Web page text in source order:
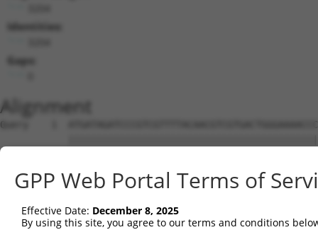
Identities:
Gaps:
Alignment
Query    1  ATGATAGATCCCGTCGTTTTACAACGTCGTGACTGGGAAAACCCTGGCGTTACCCAACTTAATCGCCTTGCAGC  74
            ||||||||||||||||||||||||||||||||||||||||||||||||||||||||||||||||||||||||||
Sbjct    1  ATGATAGATCCCGTCGTTTTACAACGTCGTGACTGGGAAAACCCTGGCGTTACCCAACTTAATCGCCTTGCAGC  74

Query   75  ACATCCCCCTTTCGCCAGCTGGCGTAATAGCGAAGAGGCCCGCACCGATCGCCCTTCCCAACAGTTGCGCAGCC  148
            ||||||||||||||||||||||||||||||||||||||||||||||||||||||||||||||||||||||||||
Sbjct   75  ACATCCCCCTTTCGCCAGCTGGCGTAATAGCGAAGAGGCCCGCACCGATCGCCCTTCCCAACAGTTGCGCAGCC  148

Query  149  TGAATGGCGAATGGCGCTTTGCCTGGTTTCCGGCACCAGAAGCGGTGCCGGAAAGCTGGCTGGAGTGCGATCTT  222
            ||||||||||||||||||||||||||||||||||||||||||||||||||||||||||||||||||||||||||
Sbjct  149  TGAATGGCGAATGGCGCTTTGCCTGGTTTCCGGCACCAGAAGCGGTGCCGGAAAGCTGGCTGGAGTGCGATCTT  222

Query  223  CCTGAGGCCGATACTGTCGTCGTCCCCTCAAACTGGCAGATGCACGGTTACGATGCGCCCATCTACACCAACGT  296
            ||||||||||||||||||||||||||||||||||||||||||||||||||||||||||||||||||||||||||
Sbjct  223  CCTGAGGCCGATACTGTCGTCGTCCCCTCAAACTGGCAGATGCACGGTTACGATGCGCCCATCTACACCAACGT  296

Query  297  GACCTATCCCATTACGGTCAATCCGCCGTTTGTTCCCACGGAGAATCCGACGGGTTGTTACTCGCTCACATTTA  370
            ||||||||||||||||||||||||||||||||||||||||||||||||||||||||||||||||||||||||||
Sbjct  297  GACCTATCCCATTACGGTCAATCCGCCGTTTGTTCCCACGGAGAATCCGACGGGTTGTTACTCGCTCACATTTA  370

Query  371  ATGTTGATGAAAGCTGGCTACAGGAAGGCCAGACGCGAATTATTTTTGATGGCGTTAACTCGGCGTTTCATCTG  444
            ||||||||||||||||||||||||||||||||||||||||||||||||||||||||||||||||||||||||||
Sbjct  371  ATGTTGATGAAAGCTGGCTACAGGAAGGCCAGACGCGAATTATTTTTGATGGCGTTAACTCGGCGTTTCATCTG  444

Query  445  TGGTGCAACGGGCGCTGGGTCGGTTACGGCCAGGACAGTCGTTTGCCGTCTGAATTTGACCTGAGCGCATTTTT  518
            ||||||||||||||||||||||||||||||||||||||||||||||||||||||||||||||||||||||||||
Sbjct  445  TGGTGCAACGGGCGCTGGGTCGGTTACGGCCAGGACAGTCGTTTGCCGTCTGAATTTGACCTGAGCGCATTTTT  518

Query  519  ACGCGCCGGAGAAAACCGCCTCGCGGTGATGGTGCTGCGCTGGAGTGACGGCAGTTATCTGGAAGATCAGGATA  592
            ||||||||||||||||||||||||||||||||||||||||||||||||||||||||||||||||||||||||||
Sbjct  519  ACGCGCCGGAGAAAACCGCCTCGCGGTGATGGTGCTGCGCTGGAGTGACGGCAGTTATCTGGAAGATCAGGATA  592

Query  593  TGTGGCGGATGAGCGGCATTTTCCGTGACGTCTCGTTGCTGCATAAACCGACTACACAAATCAGCGATTTCCAT  666
            ||||||||||||||||||||||||||||||||||||||||||||||||||||||||||||||||||||||||||
Sbjct  593  TGTGGCGGATGAGCGGCATTTTCCGTGACGTCTCGTTGCTGCATAAACCGACTACACAAATCAGCGATTTCCAT  666

Query  667  GTTGCCACTCGCTTTAATGATGATTTCAGCCGCGCTGTACTGGAGGCTGAAGTTCAGATGTGCGGCGAGTTGCG  740
            ||||||||||||||||||||||||||||||||||||||||||||||||||||||||||||||||||||||||||
Sbjct  667  GTTGCCACTCGCTTTAATGATGATTTCAGCCGCGCTGTACTGGAGGCTGAAGTTCAGATGTGCGGCGAGTTGCG  740

Query  741  TGACTACCTACGGGTAACAGTTTCTTTATGGCAGGGTGAAACGCAGGTCGCCAGCGGCACCGCGCCTTTCGGCG  814
            ||||||||||||||||||||||||||||||||||||||||||||||||||||||||||||||||||||||||||
Sbjct  741  TGACTACCTACGGGTAACAGTTTCTTTATGGCAGGGTGAAACGCAGGTCGCCAGCGGCACCGCGCCTTTCGGCG  814

Query  815  GTGAAATTATCGATGAGCGTGGTGGTTATGCCGATCGCGTCACACTACGTCTGAACGTCGAAAACCCGAAACTG  888
            ||||||||||||||||||||||||||||||||||||||||||||||||||||||||||||||||||||||||||
Sbjct  815  GTGAAATTATCGATGAGCGTGGTGGTTATGCCGATCGCGTCACACTACGTCTGAACGTCGAAAACCCGAAACTG  888

Query  889  TGGAGCGCCGAAATCCCGAATCTCTATCGTGCGGTGGTTGAACTGCACACCGCCGACGGCACGCTGATTGAAGC  962
            ||||||||||||||||||||||||||||||||||||||||||||||||||||||||||||||||||||||||||
Sbjct  889  TGGAGCGCCGAAATCCCGAATCTCTATCGTGCGGTGGTTGAACTGCACACCGCCGACGGCACGCTGATTGAAGC  962

Query  963  AGAAGCCTGCGATGTCGGTTTCCGCGAGGTGCGGATTGAAAATGGTCTGCTGCTGCTGAACGGCAAGCCGTTGC  1036
            ||||||||||||||||||||||||||||||||||||||||||||||||||||||||||||||||||||||||||
Sbjct  963  AGAAGCCTGCGATGTCGGTTTCCGCGAGGTGCGGATTGAAAATGGTCTGCTGCTGCTGAACGGCAAGCCGTTGC  1036

Query 1037  TGATTCGAGGCGTTAACCGTCACGAGCATCATCCTCTGCATGGTCAGGTCATGGATGAGCAGACGATGGTGCAG  1110
            ||||||||||||||||||||||||||||||||||||||||||||||||||||||||||||||||||||||||||
Sbjct 1037  TGATTCGAGGCGTTAACCGTCACGAGCATCATCCTCTGCATGGTCAGGTCATGGATGAGCAGACGATGGTGCAG  1110

Query 1111  GATATCCTGCTGATGAAGCAGAACAACTTTAACGCCGTGCGCTGTTCGCATTATCCGAACCATCCGCTGTGGTA  1184
            ||||||||||||||||||||||||||||||||||||||||||||||||||||||||||||||||||||||||||
Sbjct 1111  GATATCCTGCTGATGAAGCAGAACAACTTTAACGCCGTGCGCTGTTCGCATTATCCGAACCATCCGCTGTGGTA  1184

Query 1185  CACGCTGTGCGACCGCTACGGCCTGTATGTGGTGGATGAAGCCAATATTGAAACCCACGGCATGGTGCCAATGA  1258
            ||||||||||||||||||||||||||||||||||||||||||||||||||||||||||||||||||||||||||
Sbjct 1185  CACGCTGTGCGACCGCTACGGCCTGTATGTGGTGGATGAAGCCAATATTGAAACCCACGGCATGGTGCCAATGA  1258

Query 1259  ATCGTCTGACCGATGATCCGCGCTGGCTACCGGCGATGAGCGAACGCGTAACGCGAATGGTGCAGCGCGATCGT  1332
            ||||||||||||||||||||||||||||||||||||||||||||||||||||||||||||||||||||||||||
Sbjct 1259  ATCGTCTGACCGATGATCCGCGCTGGCTACCGGCGATGAGCGAACGCGTAACGCGAATGGTGCAGCGCGATCGT  1332

Query 1333  AATCACCCGAGTGTGATCATCTGGTCGCTGGGGAATGAATCAGGCCACGGCGCTAATCACGACGCGCTGTATCG  1406
            ||||||||||||||||||||||||||||||||||||||||||||||||||||||||||||||||||||||||||
Sbjct 1333  AATCACCCGAGTGTGATCATCTGGTCGCTGGGGAATGAATCAGGCCACGGCGCTAATCACGACGCGCTGTATCG  1406

Query 1407  CTGGATCAAATCTGTCGATCCTTCCCGCCCGGTGCAGTATGAAGGCGGCGGAGCCGACACCACGGCCACCGATA  1480
            ||||||||||||||||||||||||||||||||||||||||||||||||||||||||||||||||||||||||||
Sbjct 1407  CTGGATCAAATCTGTCGATCCTTCCCGCCCGGTGCAGTATGAAGGCGGCGGAGCCGACACCACGGCCACCGATA  1480

Query 1481  TTATTTGCCCGATGTACGCGCGCGTGGATGAAGACCAGCCCTTCCCGGCTGTGCCGAAATGGTCCATCAAAAAA  1554
            ||||||||||||||||||||||||||||||||||||||||||||||||||||||||||||||||||||||||||
Sbjct 1481  TTATTTGCCCGATGTACGCGCGCGTGGATGAAGACCAGCCCTTCCCGGCTGTGCCGAAATGGTCCATCAAAAAA  1554

Query 1555  TGGCTTTCGCTACCTGGAGAGACGCGCCCGCTGATCCTTTGCGAATACGCCCACGCGATGGGTAACAGTCTTGG  1628
            ||||||||||||||||||||||||||||||||||||||||||||||||||||||||||||||||||||||||||
Sbjct 1555  TGGCTTTCGCTACCTGGAGAGACGCGCCCGCTGATCCTTTGCGAATACGCCCACGCGATGGGTAACAGTCTTGG  1628

Query 1629
GPP Web Portal Terms of
Effective Date: December 8, 2025
By using this site, you agree to our terms and conditions